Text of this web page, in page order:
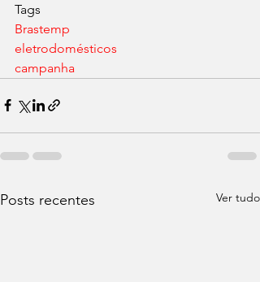
Tags
Brastemp
eletrodomésticos
campanha
Posts recentes Ver tudo